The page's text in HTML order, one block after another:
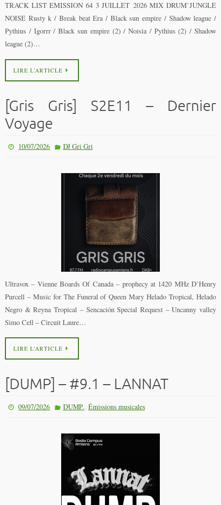
TRACK LIST EMISSION 64 3 JUILLET 2026 MIX DRUM’JUNGLE
NOISE Rusty k / Break beat Era / Black sun empire / Shadow league /
Pythius / Igorrr / Black sun empire (2) / Noisia / Pythius (2) / Shadow
league (2)…
LIRE L’ARTICLE
[Gris Gris] S2E11 – Dernier
Voyage
10/07/2026 DJ Gri Gri
Ultravox – Vienne Boards Of Canada – prophecy at 1420 MHz D’Henry
Purcell – Music for The Funeral of Queen Mary Helado Tropical, Helado
Negro & Reyna Tropical – Sencación Special Request – Uncanny valley
Simo Cell – Circuit Laure…
LIRE L’ARTICLE
[DUMP] – #9.1 – LANNAT
09/07/2026 DUMP., Émissions musicales